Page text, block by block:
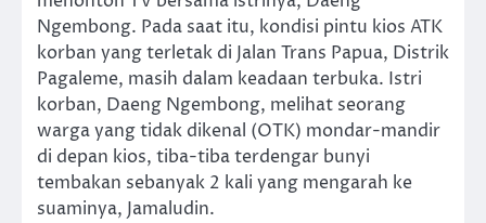
Ngembong. Pada saat itu, kondisi pintu kios ATK
korban yang terletak di Jalan Trans Papua, Distrik
Pagaleme, masih dalam keadaan terbuka. Istri
korban, Daeng Ngembong, melihat seorang
warga yang tidak dikenal (OTK) mondar-mandir
di depan kios, tiba-tiba terdengar bunyi
tembakan sebanyak 2 kali yang mengarah ke
suaminya, Jamaludin.